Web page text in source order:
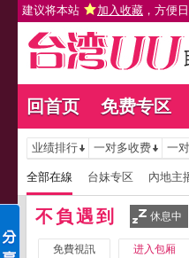
建议将本站 加入收藏 ，方便
回首页 免费专区
业绩排行 一对多收费 一
全部在線 台妹专区 內地主
不負遇到 休息中
免費視訊 进入包厢